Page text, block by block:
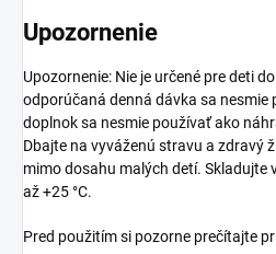
Upozornenie
Upozornenie: Nie je určené pre deti
odporúčaná denná dávka sa nesmie
doplnok sa nesmie používať ako
Dbajte na vyváženú stravu a zdravý
mimo dosahu malých detí. Skladujte
až +25 °C.
Pred použitím si pozorne prečítajte